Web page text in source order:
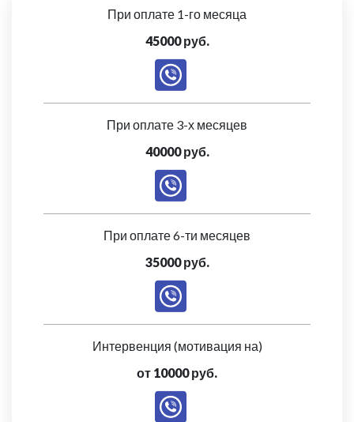
При оплате 1-го месяца
45000 руб.
При оплате 3-х месяцев
40000 руб.
При оплате 6-ти месяцев
35000 руб.
Интервенция (мотивация на)
от 10000 руб.